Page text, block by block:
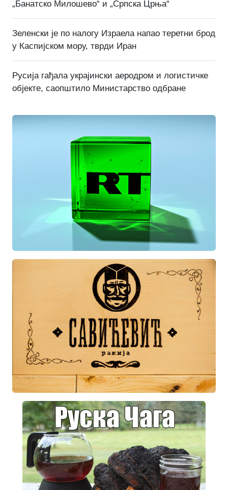
„Банатско Милошево“ и „Српска Црња“
Зеленски је по налогу Израела напао теретни брод
у Каспијском мору, тврди Иран
Русија гађала украјински аеродром и логистичке
објекте, саопштило Министарство одбране